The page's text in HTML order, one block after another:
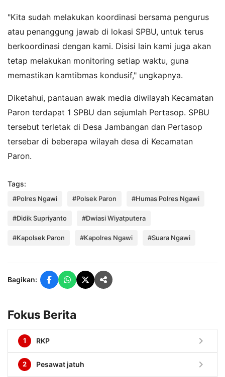
"Kita sudah melakukan koordinasi bersama pengurus
atau penanggung jawab di lokasi SPBU, untuk terus
berkoordinasi dengan kami. Disisi lain kami juga akan
tetap melakukan monitoring setiap waktu, guna
memastikan kamtibmas kondusif," ungkapnya.
Diketahui, pantauan awak media diwilayah Kecamatan
Paron terdapat 1 SPBU dan sejumlah Pertasop. SPBU
tersebut terletak di Desa Jambangan dan Pertasop
tersebar di beberapa wilayah desa di Kecamatan
Paron.
Tags:
#Polres Ngawi #Polsek Paron #Humas Polres Ngawi
#Didik Supriyanto #Dwiasi Wiyatputera
#Kapolsek Paron #Kapolres Ngawi #Suara Ngawi
Bagikan:
Fokus Berita
1 RKP chevron_right
2 Pesawat jatuh chevron_right